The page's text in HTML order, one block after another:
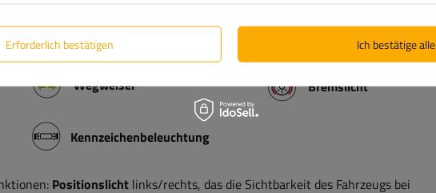
gewährleistet wird.
Wegweiser
Kennzeichenbeleuchtung
Bremslicht
Positionslicht links/rechts, das die Sichtbarkeit des Fahrzeugs bei
Erforderlich bestätigen Ich bestätige alle